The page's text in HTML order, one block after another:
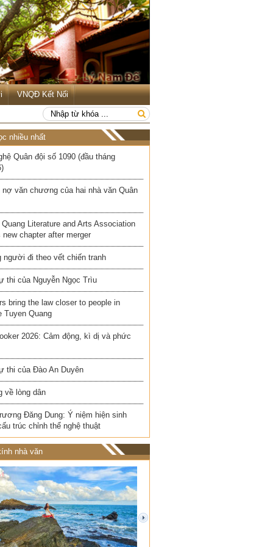
VNQĐ Kết Nối
nhiều nhất
Quân đội số 1090 (đầu tháng
nợ văn chương của hai nhà văn Quân
Literature and Arts Association
new chapter after merger
người đi theo vết chiến tranh
thi của Nguyễn Ngọc Trìu
bring the law closer to people in
Tuyen Quang
2026: Cảm động, kì dị và phức
thi của Đào An Duyên
về lòng dân
Đăng Dung: Ý niệm hiện sinh
trúc chỉnh thể nghệ thuật
nhà văn
next